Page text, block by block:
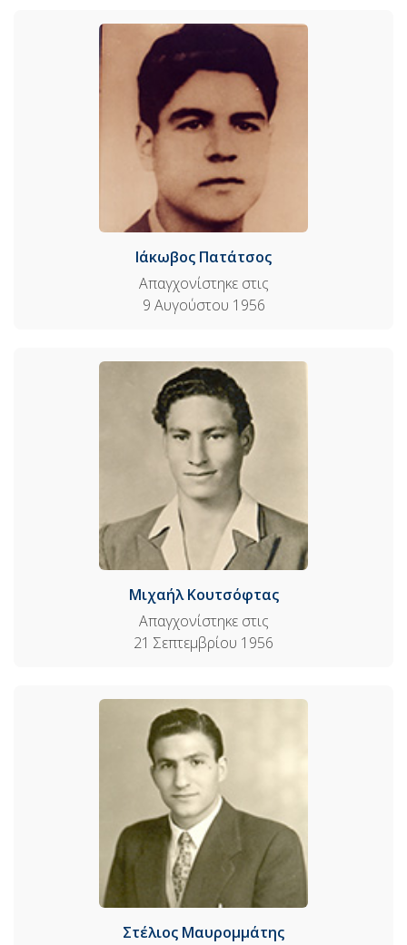
Ιάκωβος Πατάτσος
Απαγχονίστηκε στις
9 Αυγούστου 1956
Μιχαήλ Κουτσόφτας
Απαγχονίστηκε στις
21 Σεπτεμβρίου 1956
Στέλιος Μαυρομμάτης